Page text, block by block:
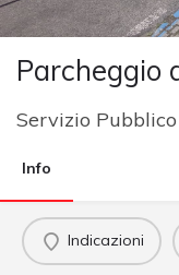
Parcheggio
Servizio
Info
Indicazioni